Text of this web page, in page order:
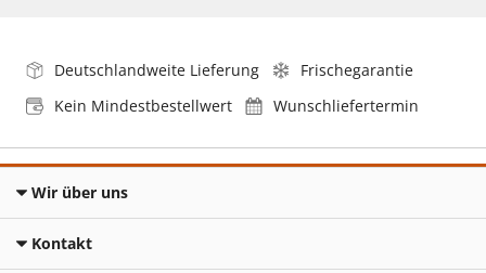
Deutschlandweite Lieferung
Frischegarantie
Kein Mindestbestellwert
Wunschliefertermin
Wir über uns
Kontakt